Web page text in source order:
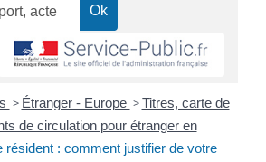
> Étranger - Europe > Titres, carte de
de circulation pour étranger en
résident : comment justifier de votre